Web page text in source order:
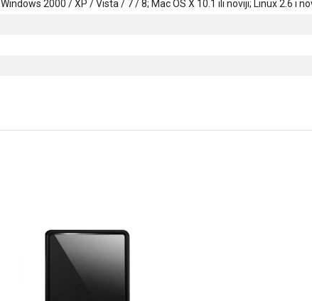
2000 / XP / Vista / 7 / 8; Mac OS X 10.1 ili noviji; Linux 2.6 i